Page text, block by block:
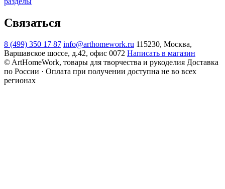
Связаться
8 (499) 350 17 87 info@arthomework.ru 115230, Москва,
Варшавское шоссе, д.42, офис 0072 Написать в магазин
© ArtHomeWork, товары для творчества и рукоделия Доставка
по России · Оплата при получении доступна не во всех
регионах